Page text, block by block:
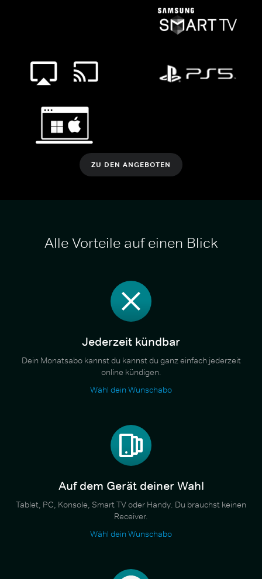
ZU DEN ANGEBOTEN
Alle Vorteile auf einen Blick
Jederzeit kündbar
Dein Monatsabo kannst du kannst du ganz einfach jederzeit
online kündigen.
Wähl dein Wunschabo
Auf dem Gerät deiner Wahl
Tablet, PC, Konsole, Smart TV oder Handy. Du brauchst keinen
Receiver.
Wähl dein Wunschabo